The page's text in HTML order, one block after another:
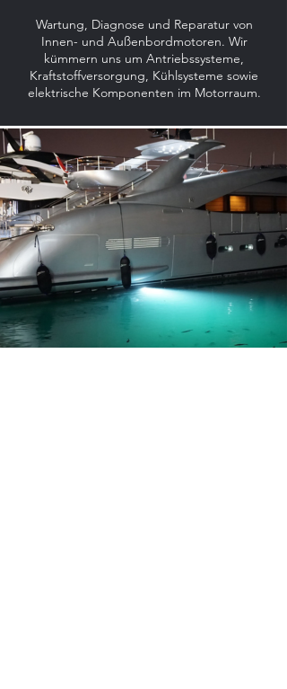
Wartung, Diagnose und Reparatur von
Innen- und Außenbordmotoren. Wir
kümmern uns um Antriebssysteme,
Kraftstoffversorgung, Kühlsysteme sowie
elektrische Komponenten im Motorraum.